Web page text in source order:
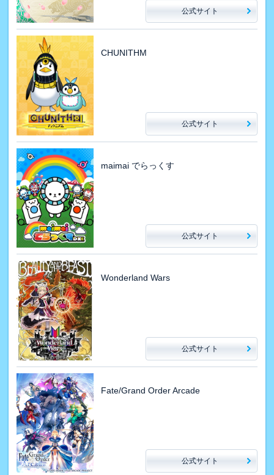
公式サイト
CHUNITHM
公式サイト
maimai でらっくす
公式サイト
Wonderland Wars
公式サイト
Fate/Grand Order Arcade
公式サイト